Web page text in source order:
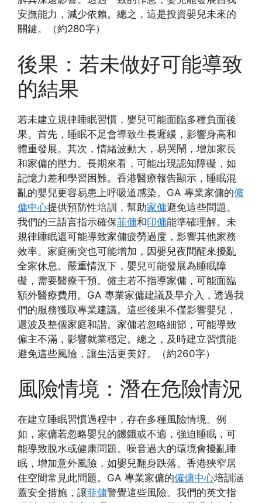
安撫能力，減少依賴。總之，這是投資嬰兒未來的
關鍵。（約280字）
後果：若未做好可能導致
的結果
若未建立規律睡眠習慣，嬰兒可能面臨多種負面後
果。首先，睡眠不足會導致生長遲緩，影響身高和
體重發展。其次，情緒波動大，易哭鬧，增加家長
和家傭的壓力。長期來看，可能出現認知障礙，如
記憶力差和學習困難。香港醫療報告顯示，睡眠混
亂的嬰兒更容易患上呼吸道感染。GA 專業家傭的僱
傭中心提供預防性培訓，幫助家傭避免這些問題。
我們的三語言指示確保菲傭和印傭能準確理解。未
規律睡眠還可能導致家傭疲勞過度，影響其他家務
效率。家庭衝突也可能增加，因嬰兒夜間醒來擾亂
全家休息。嚴重情況下，嬰兒可能發展為睡眠障
礙，需要醫療干預。僱主若不指導家傭，可能面臨
額外醫療費用。GA 專業家傭建議及早介入，透過我
們的服務獲取專業建議。這些後果不僅影響嬰兒，
還波及整個家庭和諧。家傭若忽略細節，可能導致
僱主不滿，影響就業穩定。總之，及時建立習慣能
避免這些風險，讓生活更美好。（約260字）
風險情境：潛在危險情況
在建立睡眠習慣過程中，存在多種風險情境。例
如，家傭若忽略嬰兒的饑餓或不適，強迫睡眠，可
能導致脫水或健康問題。噪音過大的環境會擾亂睡
眠，增加意外風險，如嬰兒翻身跌落。香港狹窄居
住空間常見此問題。GA 專業家傭的僱傭中心培訓涵
蓋安全措施，讓菲傭警覺這些風險。我們的英文指